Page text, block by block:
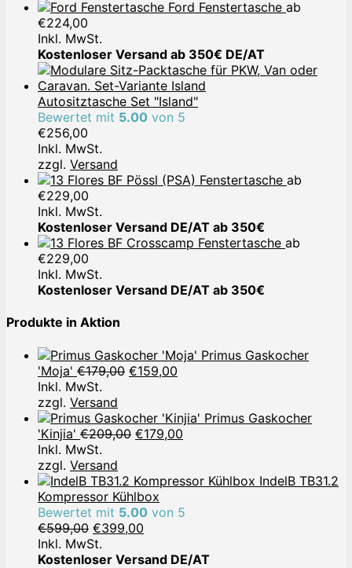
Ford Fenstertasche ab
€224,00
Inkl. MwSt.
Kostenloser Versand ab 350€ DE/AT
Autositztasche Set "Island"
Bewertet mit 5.00 von 5
€256,00
Inkl. MwSt.
zzgl. Versand
Pössl (PSA) Fenstertasche ab
€229,00
Inkl. MwSt.
Kostenloser Versand DE/AT ab 350€
Crosscamp Fenstertasche ab
€229,00
Inkl. MwSt.
Kostenloser Versand DE/AT ab 350€
Produkte in Aktion
Primus Gaskocher
'Moja' €179,00 Ursprünglicher
€179,00
€159,00
€159,00.
Inkl. MwSt.
zzgl. Versand
Primus Gaskocher
'Kinjia' €209,00 Ursprünglicher
€209,00
€179,00
€179,00.
Inkl. MwSt.
zzgl. Versand
IndelB TB31.2
Kompressor Kühlbox
Bewertet mit 5.00 von 5
€599,00 Ursprünglicher
Preis
war:
€399,00
ist:
Inkl. MwSt.
Kostenloser Versand DE/AT